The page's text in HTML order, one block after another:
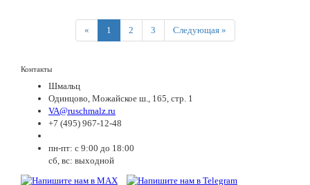
«Previous
1 2 3 Следующая »Next
Контакты
Шмальц
Одинцово, Можайское ш., 165, стр. 1
VA@ruschmalz.ru
+7 (495) 967-12-48
пн-пт: с 9:00 до 18:00
сб, вс: выходной